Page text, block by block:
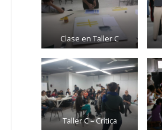
Clase en Taller C
Taller C – Crítica